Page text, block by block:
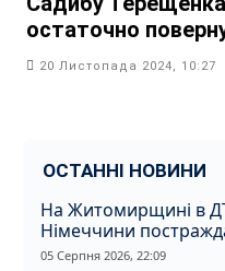
остаточно
20 Листопада 2024, 10:27
ОСТАННІ НОВИНИ
На Житомирщині в
Німеччини
05 Серпня 2026, 22:09